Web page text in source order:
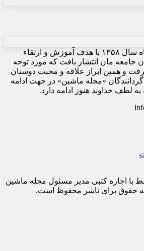
«مجله ماشین» از مهرماه سال ۱۳۵۸ با هدف آموزش و ارتقاء
مان انتشار یافت که مورد توجه
و همین ابراز علاقه و محبت دوستان
«مجله ماشین» در جهت ادامه
لطف خداوند هنوز ادامه دارد.
با اجازه کتبی مدیر مسئول مجله ماشین
حقوق برای ناشر محفوظ است.